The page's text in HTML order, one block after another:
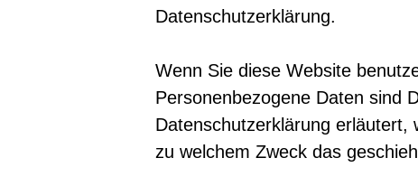
Datenschutzerklärung.
Wenn Sie diese Website
Personenbezogene Daten sind
Datenschutzerklärung erläutert,
zu welchem Zweck das